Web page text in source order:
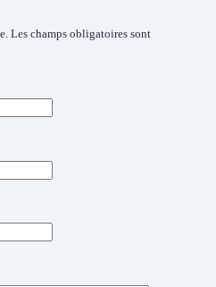
Les champs obligatoires sont